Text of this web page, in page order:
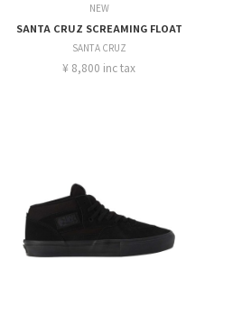
NEW
SANTA CRUZ SCREAMING FLOAT
SANTA CRUZ
¥ 8,800 inc tax